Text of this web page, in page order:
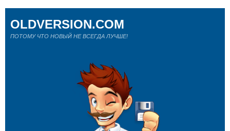
OLDVERSION.COM
ПОТОМУ ЧТО НОВЫЙ НЕ ВСЕГДА ЛУЧШЕ!